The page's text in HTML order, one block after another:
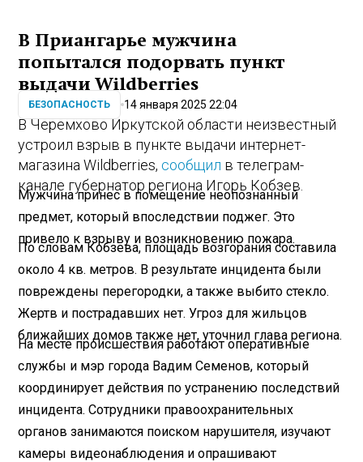
В Приангарье мужчина
попытался подорвать пункт
выдачи Wildberries
БЕЗОПАСНОСТЬ 14 января 2025 22:04
В Черемхово Иркутской области неизвестный
устроил взрыв в пункте выдачи интернет-
магазина Wildberries, сообщил в телеграм-
канале губернатор региона Игорь Кобзев.
Мужчина принес в помещение неопознанный
предмет, который впоследствии поджег. Это
привело к взрыву и возникновению пожара.
По словам Кобзева, площадь возгорания составила
около 4 кв. метров. В результате инцидента были
повреждены перегородки, а также выбито стекло.
Жертв и пострадавших нет. Угроз для жильцов
ближайших домов также нет, уточнил глава региона.
На месте происшествия работают оперативные
службы и мэр города Вадим Семенов, который
координирует действия по устранению последствий
инцидента. Сотрудники правоохранительных
органов занимаются поиском нарушителя, изучают
камеры видеонаблюдения и опрашивают